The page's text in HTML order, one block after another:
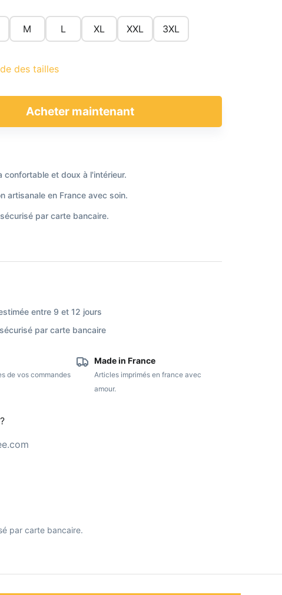
M L XL XXL 3XL
des tailles
Acheter maintenant
confortable et doux à l'intérieur.
artisanale en France avec soin.
par carte bancaire.
entre 9 et 12 jours
par carte bancaire
de vos commandes
Made in France
Articles imprimés en france avec
amour.
par carte bancaire.